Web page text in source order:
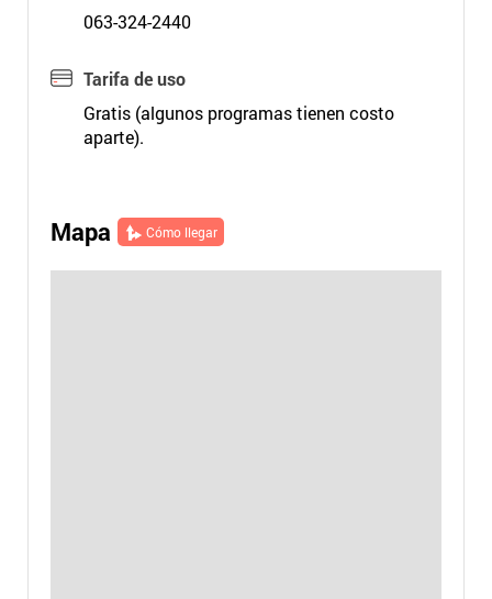
063-324-2440
Tarifa de uso
Gratis (algunos programas tienen costo
aparte).
Mapa Cómo llegar